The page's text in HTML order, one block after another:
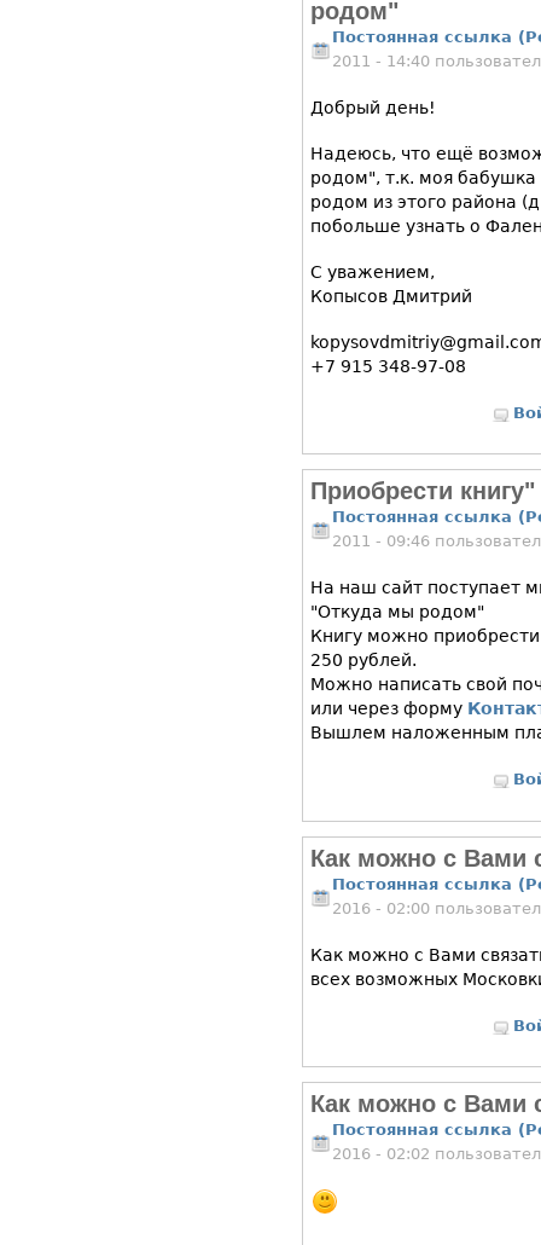
родом"
Постоянная ссылка
2011 - 14:40
Добрый день!
Надеюсь, что ещё
родом", т.к. моя
родом из этого района
побольше узнать о
С уважением,
Копысов Дмитрий
+7 915 348-97-08
Приобрести
Постоянная ссылка
2011 - 09:46
На наш сайт поступает
"Откуда мы родом"
Книгу можно
250 рублей.
Можно написать свой
или через форму
Вышлем наложенным
Как можно с Вами
Постоянная ссылка
2016 - 02:00
Как можно с Вами
всех возможных
Как можно с Вами
Постоянная ссылка
2016 - 02:02